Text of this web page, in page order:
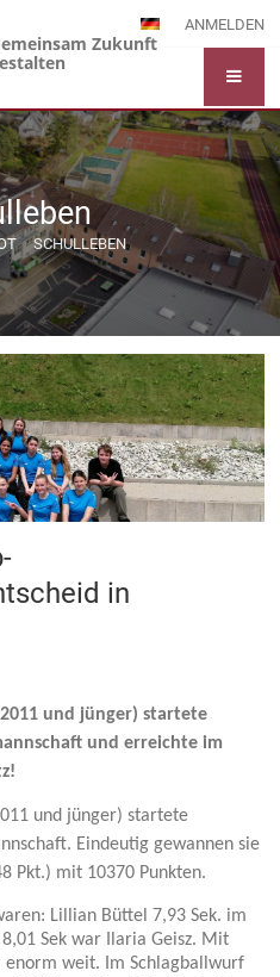
ANMELDEN
Zukunft
SCHULLEBEN
in
und jünger) startete
und erreichte im
und jünger) startete
Eindeutig gewannen sie
Pkt.) mit 10370 Punkten.
Lillian Büttel 7,93 Sek. im
Sek war Ilaria Geisz. Mit
enorm weit. Im Schlagballwurf